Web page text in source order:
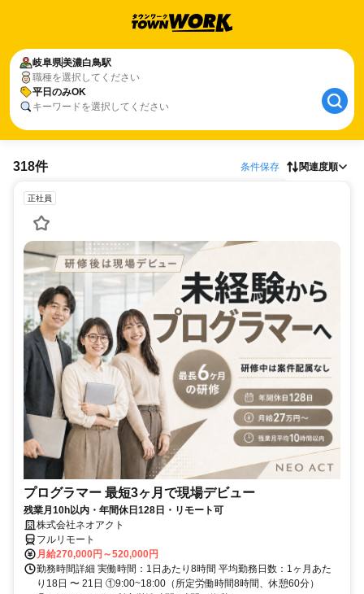
岐阜県美濃白鳥駅
職種を選択してください
平日のみOK
キーワードを選択してください
318件 条件保存 関連度順
正社員
プログラマー 最短3ヶ月で現場デビュー
残業月10h以内・年間休日128日・リモート可
株式会社ネオアクト
フルリモート
月給270,000円～520,000円
勤務時間詳細 実働時間：1日あたり8時間 平均勤務日数：1ヶ月あた
り18日 〜 21日 ①9:00~18:00（所定労働時間8時間、休憩60分）